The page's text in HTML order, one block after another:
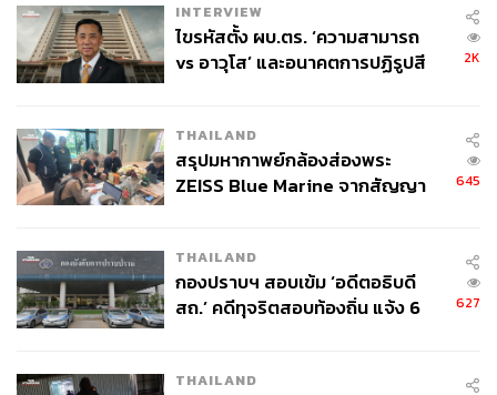
INTERVIEW
ไขรหัสตั้ง ผบ.ตร. ‘ความสามารถ
vs อาวุโส’ และอนาคตการปฏิรูปสี
2K
THAILAND
สรุปมหากาพย์กล้องส่องพระ
ZEISS Blue Marine จากสัญญา
จ่ายหนี้-แอบระบุแบรนด์
645
THAILAND
กองปราบฯ สอบเข้ม ‘อดีตอธิบดี
สถ.’ คดีทุจริตสอบท้องถิ่น แจ้ง 6
627
THAILAND